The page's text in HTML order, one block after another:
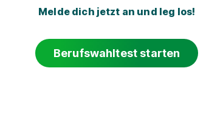
Melde dich jetzt an und leg los!
Berufswahltest starten